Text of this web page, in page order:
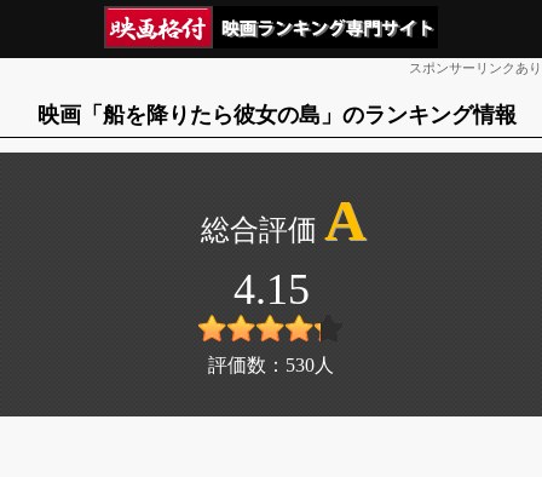
スポンサーリンクあり
映画「船を降りたら彼女の島」のランキング情報
A
4.15
評価数： 530 人